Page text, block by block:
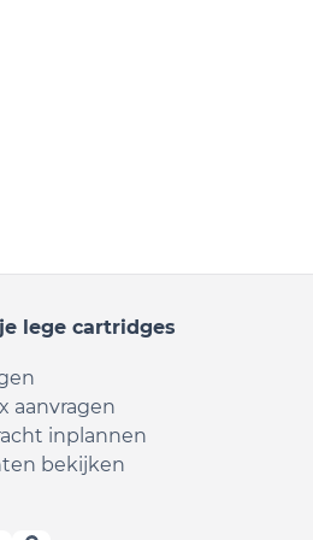
lege cartridges
aanvragen
inplannen
bekijken